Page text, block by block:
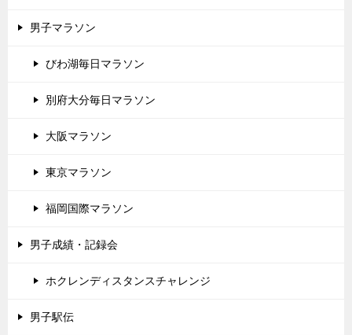
男子マラソン
びわ湖毎日マラソン
別府大分毎日マラソン
大阪マラソン
東京マラソン
福岡国際マラソン
男子成績・記録会
ホクレンディスタンスチャレンジ
男子駅伝